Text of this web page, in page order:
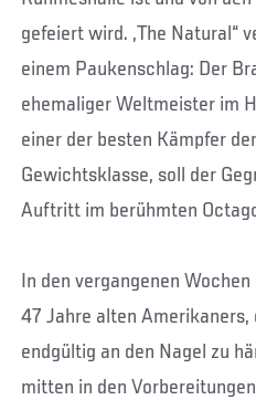
gefeiert wird. „The Natural“
einem Paukenschlag: Der
ehemaliger Weltmeister im
einer der besten Kämpfer
Gewichtsklasse, soll der
Auftritt im berühmten
In den vergangenen
47 Jahre alten
endgültig an den Nagel zu
mitten in den